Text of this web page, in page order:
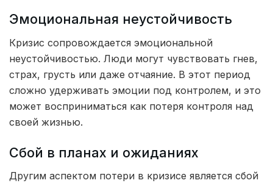
Эмоциональная неустойчивость
Кризис сопровождается эмоциональной
неустойчивостью. Люди могут чувствовать гнев,
страх, грусть или даже отчаяние. В этот период
сложно удерживать эмоции под контролем, и это
может восприниматься как потеря контроля над
своей жизнью.
Сбой в планах и ожиданиях
Другим аспектом потери в кризисе является сбой